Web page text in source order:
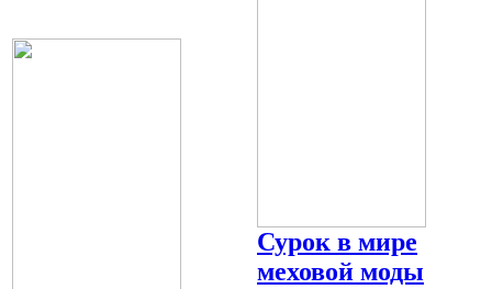
Сурок в мире
меховой моды